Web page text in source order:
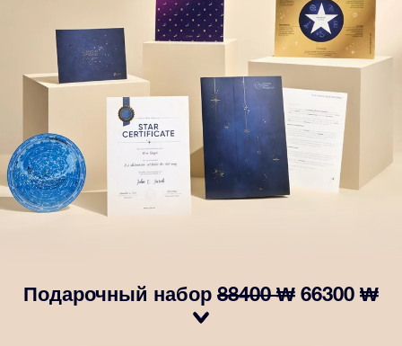
Подарочный набор 88400 ₩ 66300 ₩